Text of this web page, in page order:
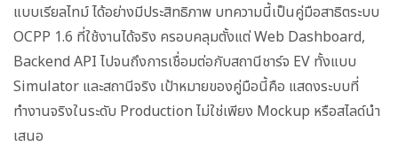
แบบเรียลไทม์ ได้อย่างมีประสิทธิภาพ บทความนี้เป็นคู่มือสาธิตระบบ
OCPP 1.6 ที่ใช้งานได้จริง ครอบคลุมตั้งแต่ Web Dashboard,
Backend API ไปจนถึงการเชื่อมต่อกับสถานีชาร์จ EV ทั้งแบบ
Simulator และสถานีจริง เป้าหมายของคู่มือนี้คือ แสดงระบบที่
ทำงานจริงในระดับ Production ไม่ใช่เพียง Mockup หรือสไลด์นำ
เสนอ